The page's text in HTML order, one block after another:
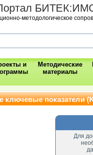
методологическое
и
Методические
материалы
ключевые показатели
Для